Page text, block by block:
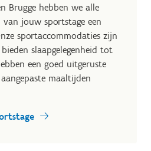
Brugge hebben we alle
jouw sportstage een
sportaccommodaties zijn
slaapgelegenheid tot
een goed uitgeruste
maaltijden